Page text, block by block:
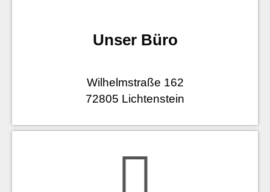
Unser Büro
Wilhelmstraße 162
72805 Lichtenstein